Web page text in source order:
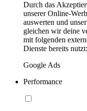
Durch das
unserer Online-
auswerten und
gleichen wir deine
mit folgenden
Dienste bereits nutzt:
Google Ads
Performance